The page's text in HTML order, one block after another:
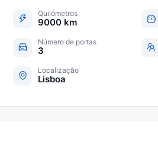
Quilómetros
9000 km
Número de portas
3
Localização
Lisboa